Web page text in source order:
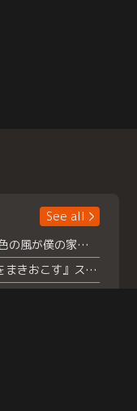
See all
浮所飛貴主演！ 【夏色の風が僕の家にやってきた】 本日よりテラサで独占配信スタート！
『夏色の雲が恋と嵐をまきおこす』スペシャルメイキング 【Part1】2026年７月18日（土）23時30分～配信スタート！話題のシーンの裏側を大公開！豪華キャスト大集合！ 『武宮家 真夏の家族会議』開催！